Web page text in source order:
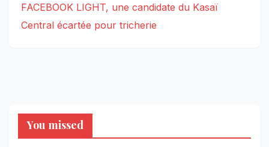
FACEBOOK LIGHT, une candidate du Kasaï
Central écartée pour tricherie
You missed